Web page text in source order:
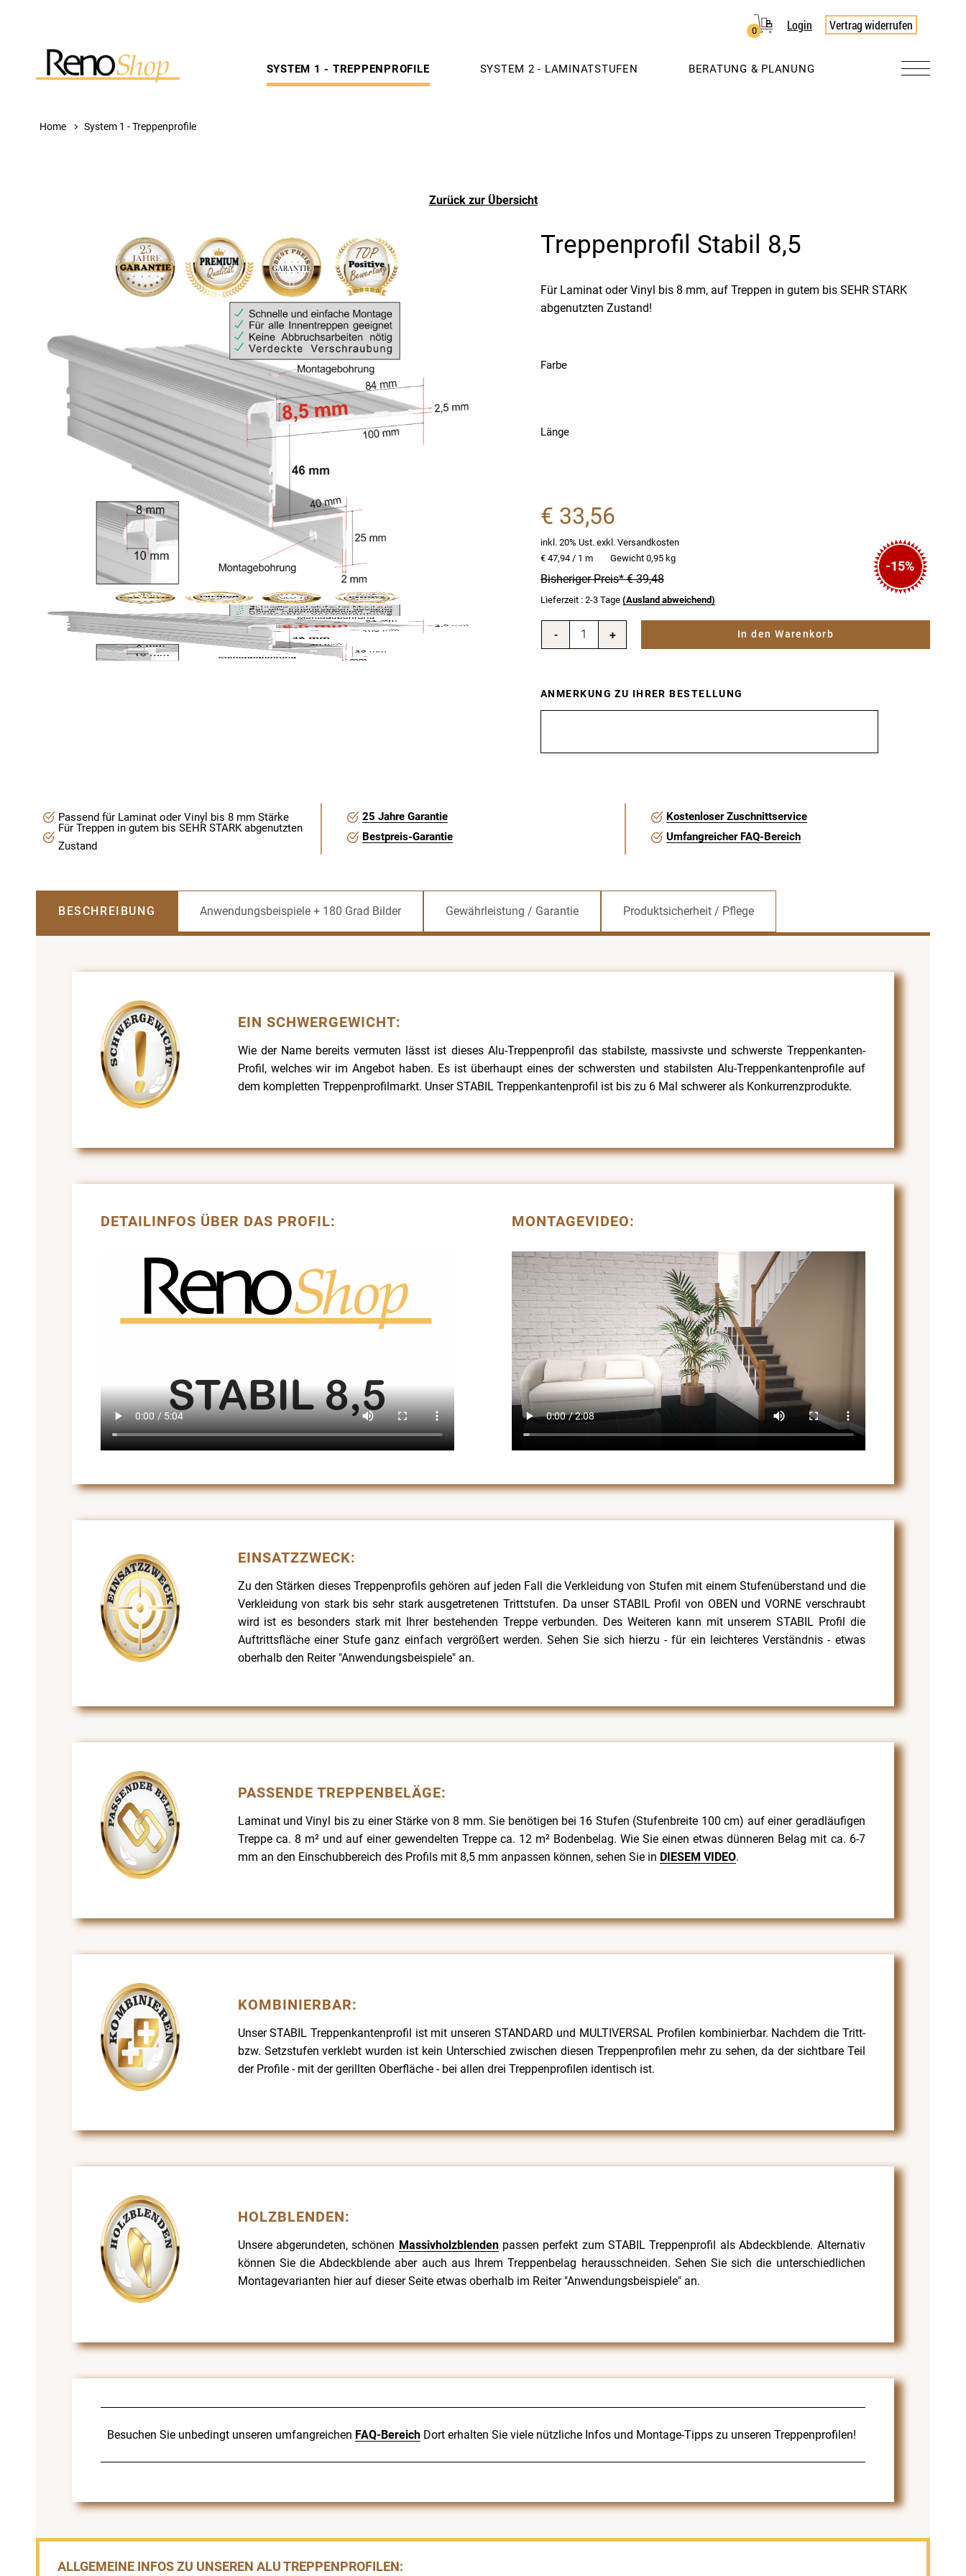
SYSTEM 1 - TREPPENPROFILE SYSTEM 2 - LAMINATSTUFEN BERATUNG & PLANUNG
0 Login Vertrag widerrufen
Home System 1 - Treppenprofile
Zurück zur Übersicht
Treppenprofil Stabil 8,5
Für Laminat oder Vinyl bis 8 mm, auf Treppen in gutem bis SEHR STARK
abgenutzten Zustand!
Farbe
Länge
ANMERKUNG ZU IHRER BESTELLUNG
€ 33,56
inkl. 20% Ust. exkl. Versandkosten
€ 47,94 / 1 m
Gewicht 0,95 kg
Bisheriger Preis*€ 39,48
-15%
+
-
Lieferzeit : 2-3 Tage (Ausland abweichend)
Passend für Laminat oder Vinyl bis 8 mm Stärke
Für Treppen in gutem bis SEHR STARK abgenutzten
Zustand
25 Jahre Garantie
Bestpreis-Garantie
Kostenloser Zuschnittservice
Umfangreicher FAQ-Bereich
BESCHREIBUNG Anwendungsbeispiele + 180 Grad Bilder Gewährleistung / Garantie Produktsicherheit / Pflege
EIN SCHWERGEWICHT:
Wie der Name bereits vermuten lässt ist dieses Alu-Treppenprofil das stabilste, massivste und schwerste Treppenkanten-
Profil, welches wir im Angebot haben. Es ist überhaupt eines der schwersten und stabilsten Alu-Treppenkantenprofile auf
dem kompletten Treppenprofilmarkt. Unser STABIL Treppenkantenprofil ist bis zu 6 Mal schwerer als Konkurrenzprodukte.
DETAILINFOS ÜBER DAS PROFIL: MONTAGEVIDEO:
EINSATZZWECK:
Zu den Stärken dieses Treppenprofils gehören auf jeden Fall die Verkleidung von Stufen mit einem Stufenüberstand und die
Verkleidung von stark bis sehr stark ausgetretenen Trittstufen. Da unser STABIL Profil von OBEN und VORNE verschraubt
wird ist es besonders stark mit Ihrer bestehenden Treppe verbunden. Des Weiteren kann mit unserem STABIL Profil die
Auftrittsfläche einer Stufe ganz einfach vergrößert werden. Sehen Sie sich hierzu - für ein leichteres Verständnis - etwas
oberhalb den Reiter "Anwendungsbeispiele" an.
PASSENDE TREPPENBELÄGE:
Laminat und Vinyl bis zu einer Stärke von 8 mm. Sie benötigen bei 16 Stufen (Stufenbreite 100 cm) auf einer geradläufigen
Treppe ca. 8 m² und auf einer gewendelten Treppe ca. 12 m² Bodenbelag. Wie Sie einen etwas dünneren Belag mit ca. 6-7
mm an den Einschubbereich des Profils mit 8,5 mm anpassen können, sehen Sie in DIESEM VIDEO.
KOMBINIERBAR:
Unser STABIL Treppenkantenprofil ist mit unseren STANDARD und MULTIVERSAL Profilen kombinierbar. Nachdem die Tritt-
bzw. Setzstufen verklebt wurden ist kein Unterschied zwischen diesen Treppenprofilen mehr zu sehen, da der sichtbare Teil
der Profile - mit der gerillten Oberfläche - bei allen drei Treppenprofilen identisch ist.
HOLZBLENDEN:
Unsere abgerundeten, schönen Massivholzblendenpassen perfekt zum STABIL Treppenprofil als Abdeckblende. Alternativ
können Sie die Abdeckblende aber auch aus Ihrem Treppenbelag herausschneiden. Sehen Sie sich die unterschiedlichen
Montagevarianten hier auf dieser Seite etwas oberhalb im Reiter "Anwendungsbeispiele" an.
Besuchen Sie unbedingt unseren umfangreichen FAQ-Bereich Dort erhalten Sie viele nützliche Infos und Montage-Tipps zu unseren Treppenprofilen!
ALLGEMEINE INFOS ZU UNSEREN ALU TREPPENPROFILEN: